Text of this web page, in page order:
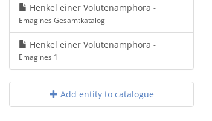
Henkel einer Volutenamphora -
Emagines Gesamtkatalog
Henkel einer Volutenamphora -
Emagines 1
Add entity to catalogue